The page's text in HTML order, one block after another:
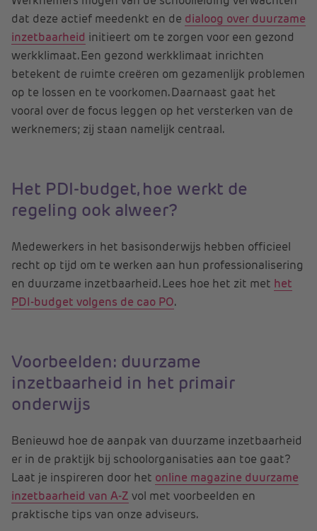
dat deze actief meedenkt en de dialoog over duurzame
inzetbaarheid initieert om te zorgen voor een gezond
werkklimaat. Een gezond werkklimaat inrichten
betekent de ruimte creëren om gezamenlijk problemen
op te lossen en te voorkomen. Daarnaast gaat het
vooral over de focus leggen op het versterken van de
werknemers; zij staan namelijk centraal.
Het PDI-budget, hoe werkt de
regeling ook alweer?
Medewerkers in het basisonderwijs hebben officieel
recht op tijd om te werken aan hun professionalisering
en duurzame inzetbaarheid. Lees hoe het zit met het
PDI-budget volgens de cao PO.
Voorbeelden: duurzame
inzetbaarheid in het primair
onderwijs
Benieuwd hoe de aanpak van duurzame inzetbaarheid
er in de praktijk bij schoolorganisaties aan toe gaat?
Laat je inspireren door het online magazine duurzame
inzetbaarheid van A-Z vol met voorbeelden en
praktische tips van onze adviseurs.